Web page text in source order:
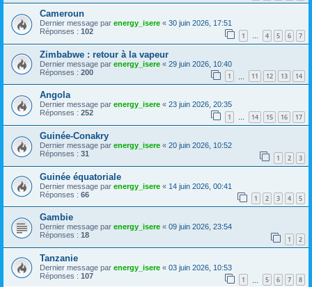
Cameroun
Dernier message par energy_isere « 30 juin 2026, 17:51
Réponses : 102 1 … 4 5 6 7
Zimbabwe : retour à la vapeur
Dernier message par energy_isere « 29 juin 2026, 10:40
Réponses : 200 1 11 12 13 14
Angola
Dernier message par energy_isere « 23 juin 2026, 20:35
Réponses : 252 1 … 14 15 16 17
Guinée-Conakry
Dernier message par energy_isere « 20 juin 2026, 10:52
Réponses : 31 1 2 3
Guinée équatoriale
Dernier message par energy_isere « 14 juin 2026, 00:41
Réponses : 66 1 2 3 4 5
Gambie
Dernier message par energy_isere « 09 juin 2026, 23:54
Réponses : 18 1 2
Tanzanie
Dernier message par energy_isere « 03 juin 2026, 10:53
Réponses : 107 1 5 6 7 8